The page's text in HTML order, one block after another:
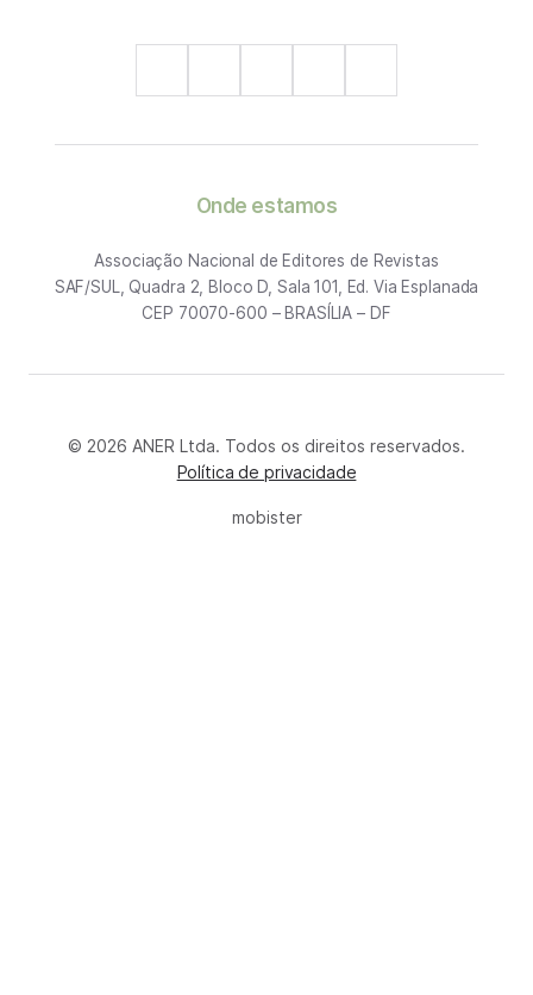
Onde estamos
Associação Nacional de Editores de Revistas
SAF/SUL, Quadra 2, Bloco D, Sala 101, Ed. Via Esplanada
CEP 70070-600 – BRASÍLIA – DF
© 2026 ANER Ltda. Todos os direitos reservados.
Política de privacidade
mobister